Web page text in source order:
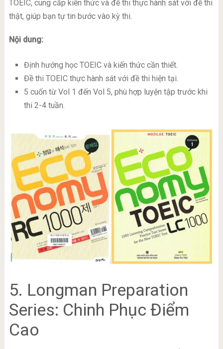
TOEIC, cung cấp kiến thức và đề thi thực hành sát với đề thi
thật, giúp bạn tự tin bước vào kỳ thi.
Nội dung:
Định hướng học TOEIC và kiến thức cần thiết.
Đề thi TOEIC thực hành sát với đề thi hiện tại.
5 cuốn từ Vol 1 đến Vol 5, phù hợp luyện tập trước khi
thi 2-4 tuần.
5. Longman Preparation
Series: Chinh Phục Điểm
Cao